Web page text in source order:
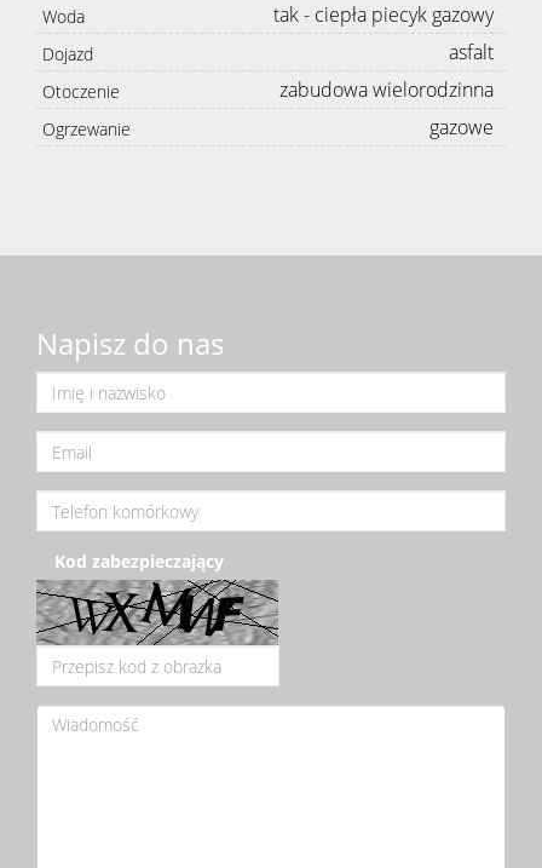
Woda tak - ciepła piecyk gazowy
Dojazd asfalt
Otoczenie zabudowa wielorodzinna
Ogrzewanie gazowe
Napisz do nas
Kod zabezpieczający